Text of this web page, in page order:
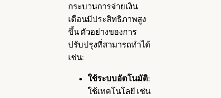
กระบวนการจ่ายเงิน
เดือนมีประสิทธิภาพสูง
ขึ้น ตัวอย่างของการ
ปรับปรุงที่สามารถทำได้
เช่น:
ใช้ระบบอัตโนมัติ:
ใช้เทคโนโลยี เช่น